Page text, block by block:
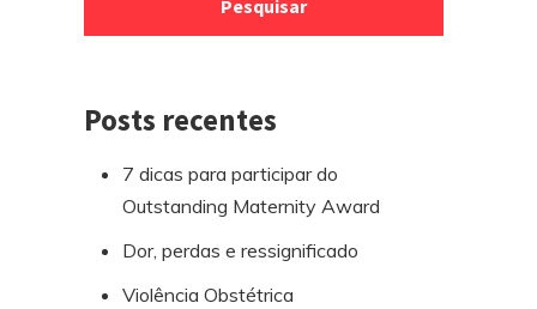
Posts recentes
7 dicas para participar do
Outstanding Maternity Award
Dor, perdas e ressignificado
Violência Obstétrica